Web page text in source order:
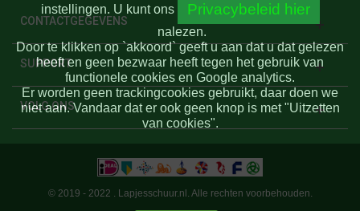
CONTACTGEGEVENS
SUPPORT
VOLG ONS
instellingen. U kunt ons Privacybeleid hier
nalezen.
Door te klikken op `akkoord` geeft u aan dat u dat gelezen
heeft en geen bezwaar heeft tegen het gebruik van
functionele cookies en Google analytics.
Er worden geen trackingcookies gebruikt, daar doen we
niet aan. Vandaar dat er ook geen knop is met "Uitzetten
van cookies".
© 2019 - 2022 . Lapjesschuur.nl. Alle rechten voorbehouden.